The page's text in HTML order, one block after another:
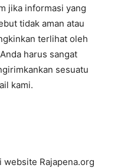
jika informasi yang
tidak aman atau
terlihat oleh
harus sangat
sesuatu
kami.
Rajapena.org